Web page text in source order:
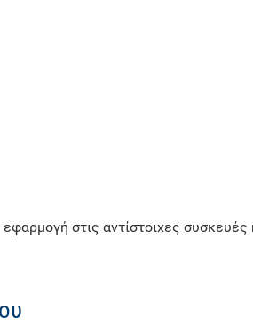
στις αντίστοιχες